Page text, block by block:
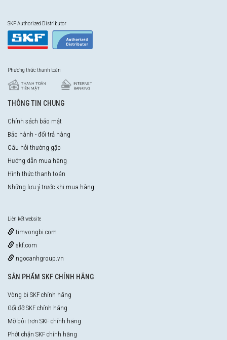
SKF Authorized Distributor
Phương thức thanh toán
THÔNG TIN CHUNG
Chính sách bảo mật
Bảo hành - đổi trả hàng
Câu hỏi thường gặp
Hướng dẫn mua hàng
Hình thức thanh toán
Những lưu ý trước khi mua hàng
Liên kết website
timvongbi.com
skf.com
ngocanhgroup.vn
SẢN PHẨM SKF CHÍNH HÃNG
Vòng bi SKF chính hãng
Gối đỡ SKF chính hãng
Mỡ bôi trơn SKF chính hãng
Phớt chặn SKF chính hãng